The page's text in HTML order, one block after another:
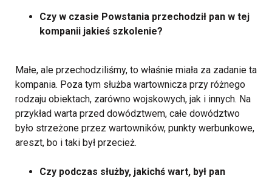
Czy w czasie Powstania przechodził pan w tej
kompanii jakieś szkolenie?
Małe, ale przechodziliśmy, to właśnie miała za zadanie ta
kompania. Poza tym służba wartownicza przy różnego
rodzaju obiektach, zarówno wojskowych, jak i innych. Na
przykład warta przed dowództwem, całe dowództwo
było strzeżone przez wartowników, punkty werbunkowe,
areszt, bo i taki był przecież.
Czy podczas służby, jakichś wart, był pan